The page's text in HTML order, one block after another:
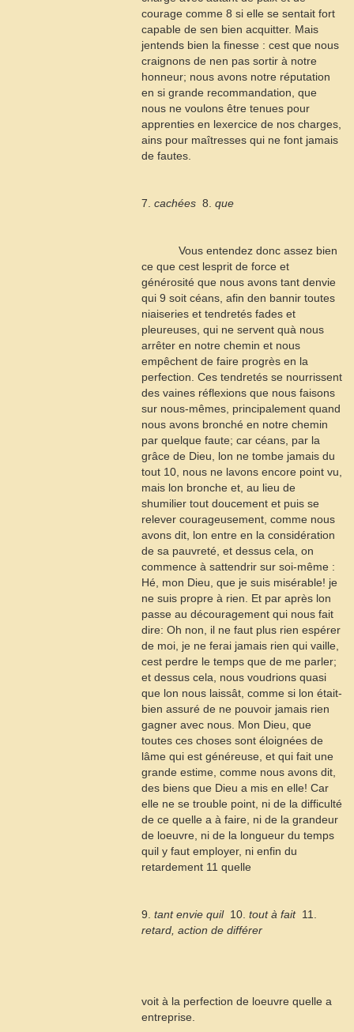
courage comme 8 si elle se sentait fort
capable de sen bien acquitter. Mais
jentends bien la finesse : cest que nous
craignons de nen pas sortir à notre
honneur; nous avons notre réputation
en si grande recommandation, que
nous ne voulons être tenues pour
apprenties en lexercice de nos charges,
ains pour maîtresses qui ne font jamais
de fautes.
7. cachées  8. que
Vous entendez donc assez bien
ce que cest lesprit de force et
générosité que nous avons tant denvie
qui 9 soit céans, afin den bannir toutes
niaiseries et tendretés fades et
pleureuses, qui ne servent quà nous
arrêter en notre chemin et nous
empêchent de faire progrès en la
perfection. Ces tendretés se nourrissent
des vaines réflexions que nous faisons
sur nous-mêmes, principalement quand
nous avons bronché en notre chemin
par quelque faute; car céans, par la
grâce de Dieu, lon ne tombe jamais du
tout 10 , nous ne lavons encore point vu,
mais lon bronche et, au lieu de
shumilier tout doucement et puis se
relever courageusement, comme nous
avons dit, lon entre en la considération
de sa pauvreté, et dessus cela, on
commence à sattendrir sur soi-même :
Hé, mon Dieu, que je suis misérable! je
ne suis propre à rien. Et par après lon
passe au découragement qui nous fait
dire: Oh non, il ne faut plus rien espérer
de moi, je ne ferai jamais rien qui vaille,
cest perdre le temps que de me parler;
et dessus cela, nous voudrions quasi
que lon nous laissât, comme si lon était-
bien assuré de ne pouvoir jamais rien
gagner avec nous. Mon Dieu, que
toutes ces choses sont éloignées de
lâme qui est généreuse, et qui fait une
grande estime, comme nous avons dit,
des biens que Dieu a mis en elle! Car
elle ne se trouble point, ni de la difficulté
de ce quelle a à faire, ni de la grandeur
de loeuvre, ni de la longueur du temps
quil y faut employer, ni enfin du
retardement 11 quelle
9. tant envie quil 10. tout à fait 11.
retard, action de différer
voit à la perfection de loeuvre quelle a
entreprise.